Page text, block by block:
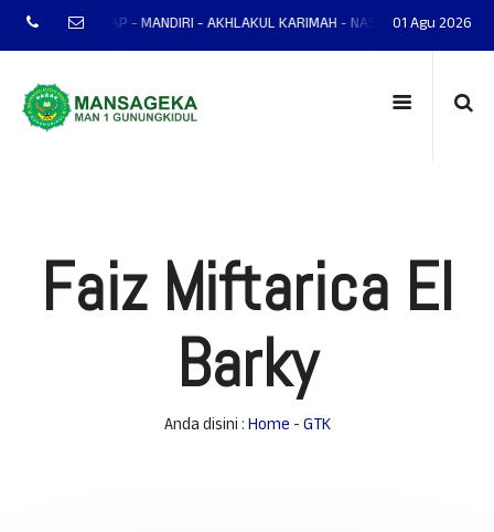
MANTAP - MANDIRI - AKHLAKUL KARIMAH - NASIONALIS -01 Agu 2026
Faiz Miftarica El
Barky
Anda disini :Home -GTK